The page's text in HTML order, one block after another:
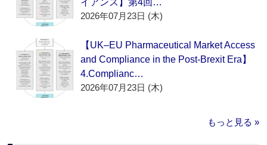
イアンス】第4回…
2026年07月23日 (木)
【UK–EU Pharmaceutical Market Access
and Compliance in the Post-Brexit Era】
4.Complianc…
2026年07月23日 (木)
もっと見る »